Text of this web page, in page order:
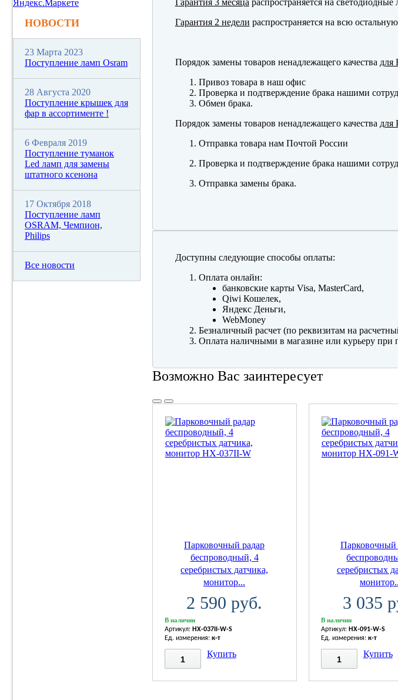
Гарантия 2 недели распространяется на всю
Порядок замены товаров ненадлежащего качества для
Привоз товара в наш офис
Проверка и подтверждение брака нашими
Обмен брака.
Порядок замены товаров ненадлежащего качества для
Отправка товара нам Почтой России
Проверка и подтверждение брака нашими
Отправка замены брака.
Доступны следующие способы оплаты:
Оплата онлайн:
банковские карты Visa, MasterCard,
Qiwi Кошелек,
Яндекс Деньги,
WebMoney
Безналичный расчет (по реквизитам на
Оплата наличными в магазине или курьеру при
Возможно Вас заинтересует
Парковочный радар
беспроводный, 4
серебристых датчика,
монитор...
2 590 руб.
В наличии
Артикул: HX-037II-W-S
Ед. измерения: к-т
Купить
Парковочный
серебристых
3 035
В наличии
Артикул: HX-091-W-S
Ед. измерения: к-т
Купить
НОВОСТИ
23 Марта 2023
Поступление ламп Osram
28 Августа 2020
Поступление крышек для
фар в ассортименте !
6 Февраля 2019
Поступление туманок
Led ламп для замены
штатного ксенона
17 Октября 2018
Поступление ламп
OSRAM, Чемпион,
Philips
Все новости